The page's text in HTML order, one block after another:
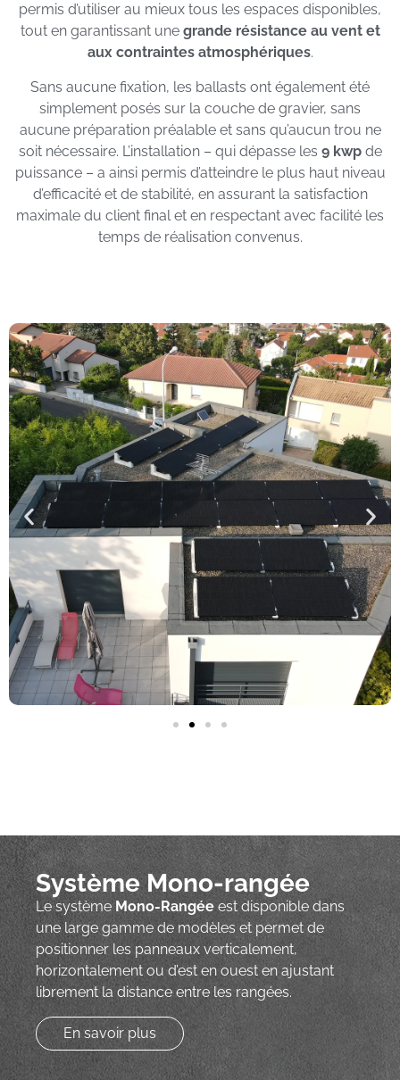
permis d’utiliser au mieux tous les espaces disponibles,
tout en garantissant une grande résistance au vent et
aux contraintes atmosphériques.
Sans aucune fixation, les ballasts ont également été
simplement posés sur la couche de gravier, sans
aucune préparation préalable et sans qu’aucun trou ne
soit nécessaire. L’installation – qui dépasse les 9 kwpde
puissance – a ainsi permis d’atteindre le plus haut niveau
d’efficacité et de stabilité, en assurant la satisfaction
maximale du client final et en respectant avec facilité les
temps de réalisation convenus.
Système Mono-rangée
Le systèmeMono-Rangée est disponible dans
une large gamme de modèles et permet de
positionner les panneaux verticalement,
horizontalement ou d’est en ouest en ajustant
librement la distance entre les rangées.
En savoir plus